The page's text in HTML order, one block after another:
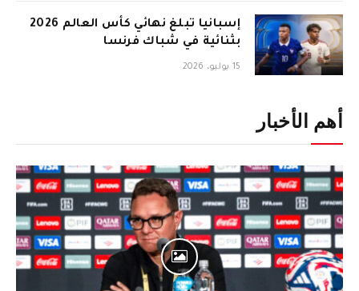
إسبانيا تبلغ نهائي كأس العالم 2026
بثنائية في شباك فرنسا
15 يوليو، 2026
أهم الأخبار